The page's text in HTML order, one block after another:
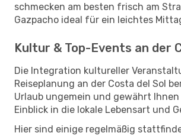
schmecken am besten frisch am
Gazpacho ideal für ein leichtes
Kultur & Top-Events an der
Die Integration kultureller
Reiseplanung an der Costa del Sol
Urlaub ungemein und gewährt
Einblick in die lokale Lebensart und
Hier sind einige regelmäßig